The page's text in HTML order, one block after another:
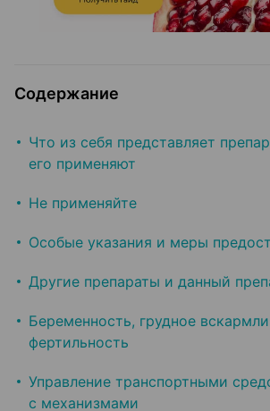
Содержание
Что из себя представляет
его применяют
Не применяйте
Особые указания и меры
Другие препараты и данный
Беременность, грудное
фертильность
Управление транспортными
с механизмами